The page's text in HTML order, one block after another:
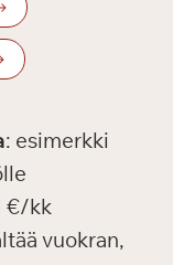
: esimerkki
€/kk
vuokran,